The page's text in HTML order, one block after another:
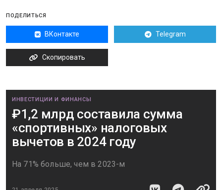
ПОДЕЛИТЬСЯ
ВКонтакте Telegram
Скопировать
ИНВЕСТИЦИИ И ФИНАНСЫ
₽1,2 млрд составила сумма
«спортивных» налоговых
вычетов в 2024 году
На 71% больше, чем в 2023-м